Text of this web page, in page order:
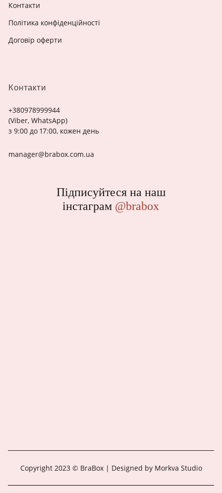
Контакти
+380978999944
(Viber, WhatsApp)
з 9:00 до 17:00, кожен день
manager@brabox.com.ua
Контакти
Політика конфіденційності
Договір оферти
Підписуйтеся на наш
інстаграм @brabox
Copyright 2023 © BraBox | Designed by Morkva Studio